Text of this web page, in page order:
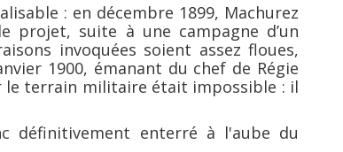
: en décembre 1899, Machurez
projet, suite à une campagne d’un
invoquées soient assez floues,
1900, émanant du chef de Régie
le terrain militaire était impossible : il
définitivement enterré à l'aube du